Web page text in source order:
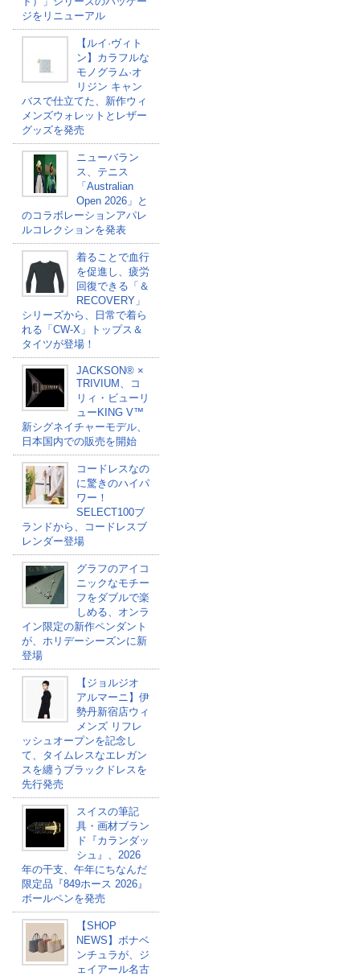
ジをリニューアル
【ルイ·ヴィト
ン】カラフルな
モノグラム·オ
リジン キャン
バスで仕立てた、新作ウィ
メンズウォレットとレザー
グッズを発売
ニューバラン
ス、テニス
「Australian
Open 2026」と
のコラボレーションアパレ
ルコレクションを発表
着ることで血行
を促進し、疲労
回復できる「＆
RECOVERY」
シリーズから、日常で着ら
れる「CW-X」トップス＆
タイツが登場！
JACKSON®︎ ×
TRIVIUM、コ
リィ・ビューリ
ューKING V™
新シグネイチャーモデル、
日本国内での販売を開始
コードレスなの
に驚きのハイパ
ワー！
SELECT100ブ
ランドから、コードレスブ
レンダー登場
グラフのアイコ
ニックなモチー
フをダブルで楽
しめる、オンラ
イン限定の新作ペンダント
が、ホリデーシーズンに新
登場
【ジョルジオ
アルマーニ】伊
勢丹新宿店ウィ
メンズ リフレ
ッシュオープンを記念し
て、タイムレスなエレガン
スを纏うブラックドレスを
先行発売
スイスの筆記
具・画材ブラン
ド『カランダッ
シュ』、2026
年の干支、午年にちなんだ
限定品『849ホース 2026』
ボールペンを発売
【SHOP
NEWS】ボナベ
ンチュラが、ジ
ェイアール名古